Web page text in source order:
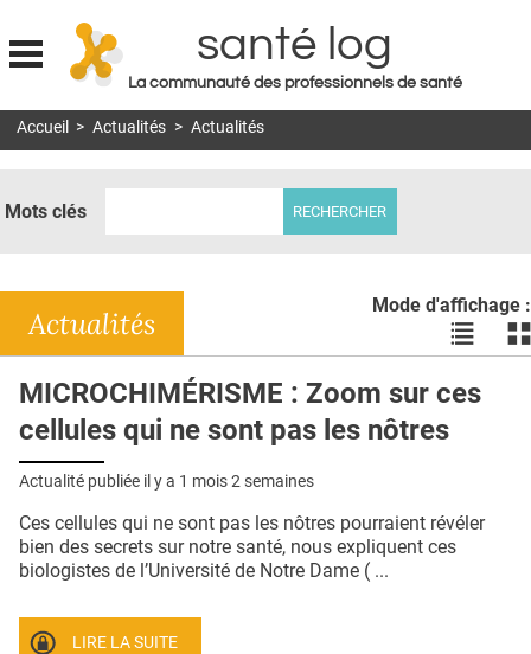
Jump to navigation
santé log
La communauté des professionnels de santé
MON COMPTE
DOSSIERS
RÉSEAUX
E-REVUE SAD
QUI SOMMES-NOUS ?
CONDITIONS GÉNÉRALES
Accueil > Actualités > Actualités
Mots clés
Mode d'affichage :
Voir
les
en
les
Actualités
MICROCHIMÉRISME : Zoom sur ces
cellules qui ne sont pas les nôtres
Actualité publiée il y a 1 mois 2 semaines
Ces cellules qui ne sont pas les nôtres pourraient révéler
bien des secrets sur notre santé, nous expliquent ces
biologistes de l’Université de Notre Dame ( ...
LIRE LA SUITE